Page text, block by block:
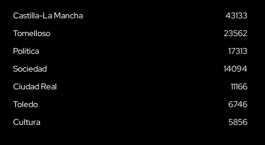
Castilla-La Mancha
43133
Tomelloso
23562
Política
17313
Sociedad
14094
Ciudad Real
11166
Toledo
6746
Cultura
5856